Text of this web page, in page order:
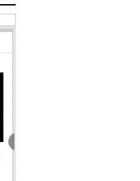
L’évangile de
Barnabé , vieille de